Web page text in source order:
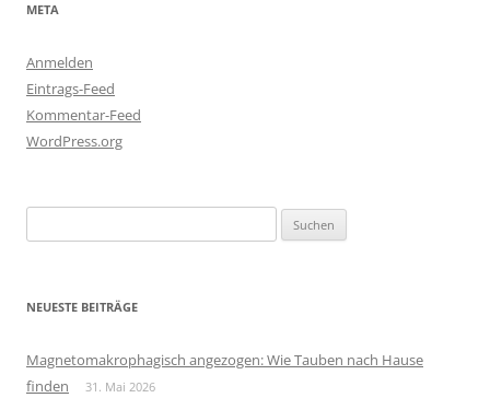
META
Anmelden
Eintrags-Feed
Kommentar-Feed
WordPress.org
nach:
NEUESTE BEITRÄGE
Magnetomakrophagisch angezogen: Wie Tauben nach Hause
finden
31. Mai 2026